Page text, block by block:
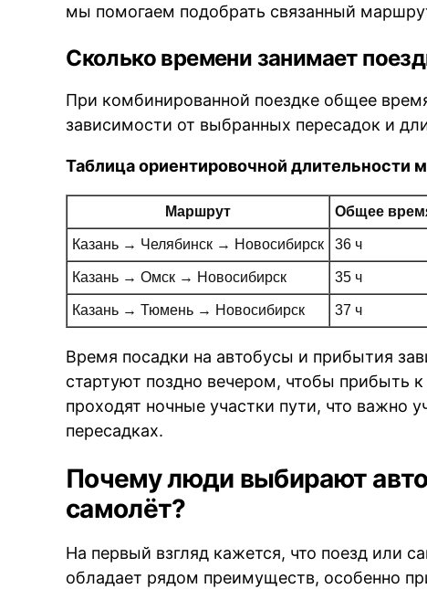
мы помогаем подобрать связанный
Сколько времени занимает
При комбинированной поездке общее
зависимости от выбранных пересадок и
Таблица ориентировочной длительности
Маршрут Общее
Казань → Челябинск → Новосибирск 36 ч
Казань → Омск → Новосибирск 35 ч
Казань → Тюмень → Новосибирск 37 ч
Время посадки на автобусы и прибытия
стартуют поздно вечером, чтобы прибыть
проходят ночные участки пути, что важно
пересадках.
Почему люди выбирают
самолёт?
На первый взгляд кажется, что поезд или
обладает рядом преимуществ, особенно